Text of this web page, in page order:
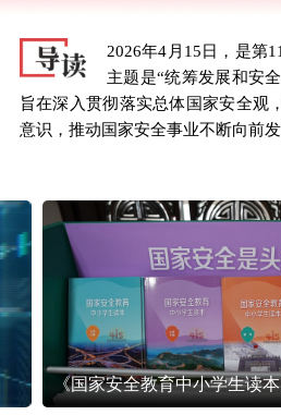
2026年4月15日，是第
主题是“统筹发展和安
旨在深入贯彻落实总体国家安全观
意识，推动国家安全事业不断向前发
《国家安全教育中小学生读